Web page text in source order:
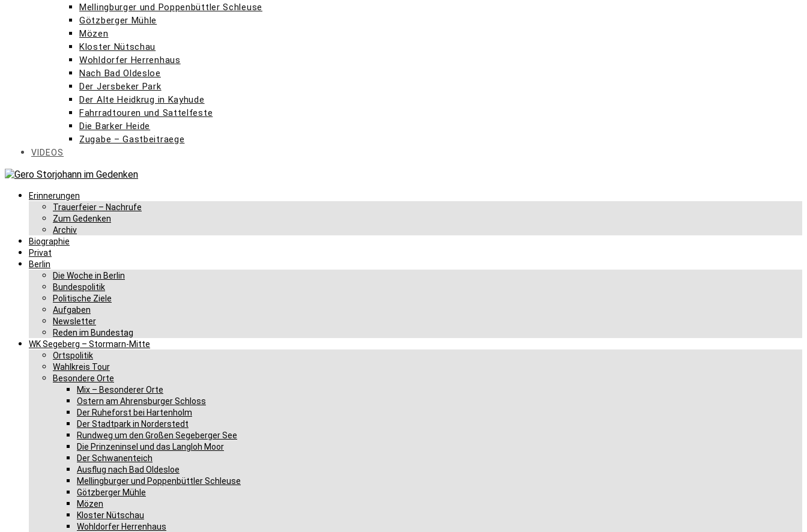
Mellingburger und Poppenbüttler Schleuse
Götzberger Mühle
Mözen
Kloster Nütschau
Wohldorfer Herrenhaus
Nach Bad Oldesloe
Der Jersbeker Park
Der Alte Heidkrug in Kayhude
Fahrradtouren und Sattelfeste
Die Barker Heide
Zugabe – Gastbeitraege
VIDEOS
Erinnerungen
Trauerfeier – Nachrufe
Zum Gedenken
Archiv
Biographie
Privat
Berlin
Die Woche in Berlin
Bundespolitik
Politische Ziele
Aufgaben
Newsletter
Reden im Bundestag
WK Segeberg – Stormarn-Mitte
Ortspolitik
Wahlkreis Tour
Besondere Orte
Mix – Besonderer Orte
Ostern am Ahrensburger Schloss
Der Ruheforst bei Hartenholm
Der Stadtpark in Norderstedt
Rundweg um den Großen Segeberger See
Die Prinzeninsel und das Langloh Moor
Der Schwanenteich
Ausflug nach Bad Oldesloe
Mellingburger und Poppenbüttler Schleuse
Götzberger Mühle
Mözen
Kloster Nütschau
Wohldorfer Herrenhaus